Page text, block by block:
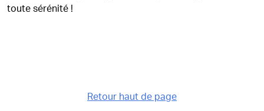
Retour haut de page
toute sérénité !